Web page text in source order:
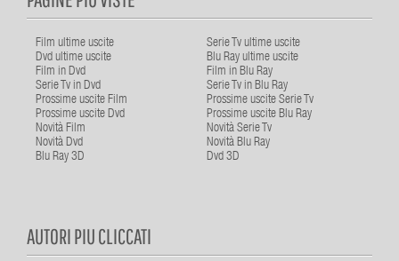
Film ultime uscite
Serie Tv ultime uscite
Dvd ultime uscite
Blu Ray ultime uscite
Film in Dvd
Film in Blu Ray
Serie Tv in Dvd
Serie Tv in Blu Ray
Prossime uscite Film
Prossime uscite Serie Tv
Prossime uscite Dvd
Prossime uscite Blu Ray
Novità Film
Novità Serie Tv
Novità Dvd
Novità Blu Ray
Blu Ray 3D
Dvd 3D
AUTORI PIU CLICCATI